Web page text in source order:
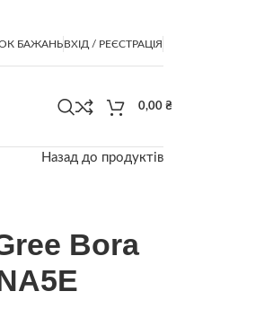
БАЖАНЬВХІД / РЕЄСТРАЦІЯ
0,00 ₴
Назад до продуктів
Bora